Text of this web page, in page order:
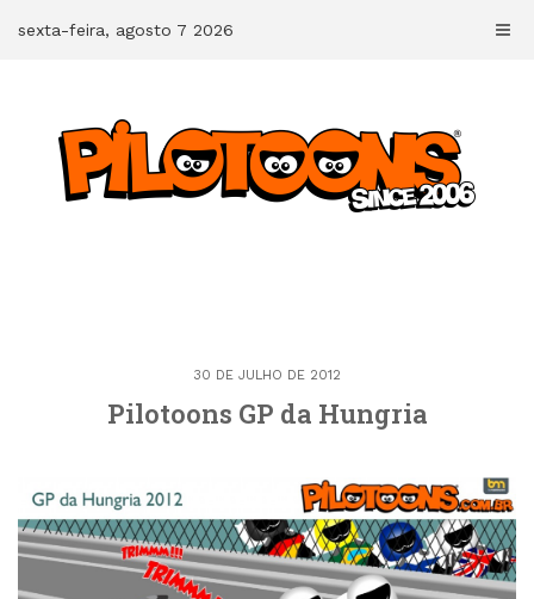
sexta-feira, agosto 7 2026
30 DE JULHO DE 2012
Pilotoons GP da Hungria